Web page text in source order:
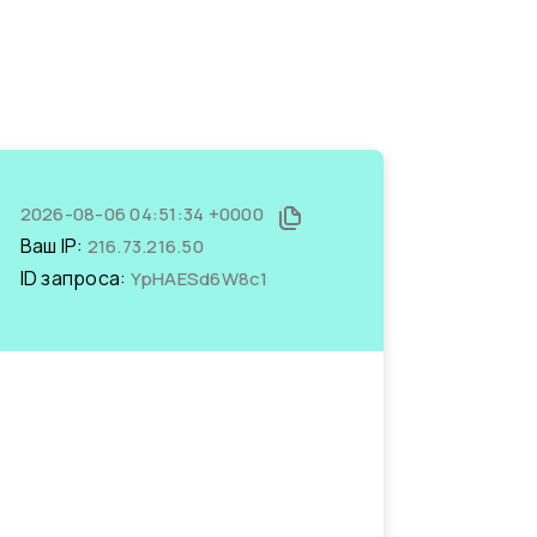
2026-08-06 04:51:34 +0000
Ваш IP: 216.73.216.50
ID запроса: YpHAESd6W8c1